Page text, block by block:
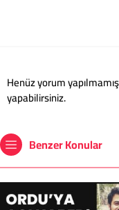
Henüz yorum
yapabilirsiniz.
Benzer Konular